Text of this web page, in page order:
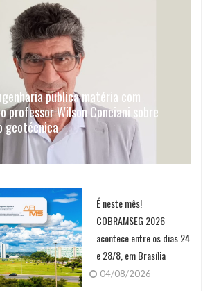
publica matéria com
professor Wilson Conciani sobre
geotécnica
É neste mês!
COBRAMSEG 2026
acontece entre os dias 24
e 28/8, em Brasília
04/08/2026